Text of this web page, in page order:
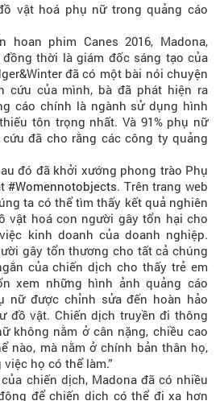
vật hoá phụ nữ trong quảng cáo
hoan phim Canes 2016, Madona,
đồng thời là giám đốc sáng tạo của
đã có một bài nói chuyện
cứu của mình, bà đã phát hiện ra
cáo chính là ngành sử dụng hình
tôn trọng nhất. Và 91% phụ nữ
đã cho rằng các công ty quảng
đó đã khởi xướng phong trào Phụ
#Womennotobjects. Trên trang web
ta có thể tìm thấy kết quả nghiên
vật hoá con người gây tổn hại cho
kinh doanh của doanh nghiệp.
gây tổn thương cho tất cả chúng
của chiến dịch cho thấy trẻ em
xem những hình ảnh quảng cáo
nữ được chỉnh sửa đến hoàn hảo
đồ vật. Chiến dịch truyền đi thông
không nằm ở cân nặng, chiều cao
nào, mà nằm ở chính bản thân họ,
họ có thể làm.”
chiến dịch, Madona đã có nhiều
để chiến dịch có thể đi xa hơn